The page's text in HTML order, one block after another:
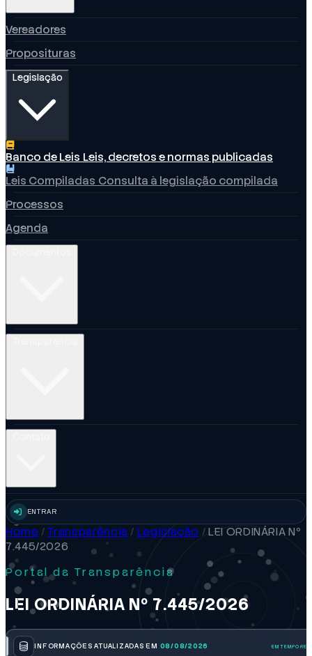
Vereadores
Proposituras
Legislação
Banco de Leis Leis, decretos e normas publicadas
Leis Compiladas Consulta à legislação compilada
Processos
Agenda
ENTRAR
Home / Transparência / Legislação /LEI ORDINÁRIA Nº
7.445/2026
Portal da Transparência
LEI ORDINÁRIA Nº 7.445/2026
INFORMAÇÕES ATUALIZADAS EM 08/08/2026